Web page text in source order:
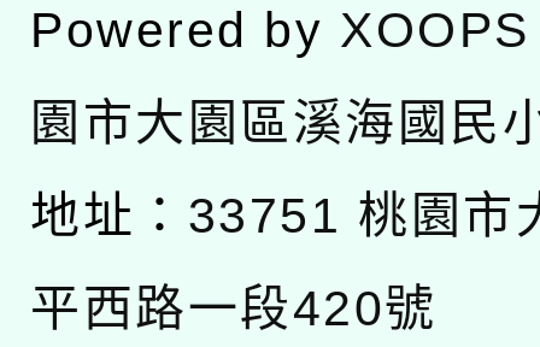
Powered by XOOPS
園市大園區溪海國民
地址： 33751 桃園市
平西路一段420號